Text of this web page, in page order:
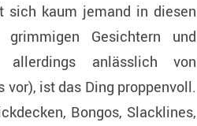
sich kaum jemand in diesen
Gesichtern und
anlässlich von
ist das Ding proppenvoll.
Bongos, Slacklines,